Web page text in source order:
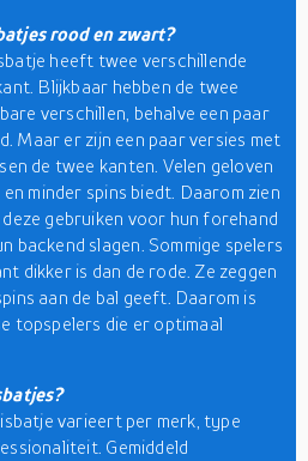
rood en zwart?
heeft twee verschillende
Blijkbaar hebben de twee
verschillen, behalve een paar
Maar er zijn een paar versies met
de twee kanten. Velen geloven
minder spins biedt. Daarom zien
gebruiken voor hun forehand
backend slagen. Sommige spelers
dikker is dan de rode. Ze zeggen
aan de bal geeft. Daarom is
topspelers die er optimaal
varieert per merk, type
Gemiddeld